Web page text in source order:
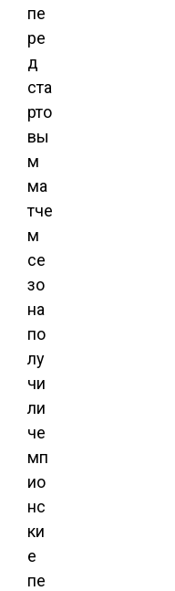
пе
ре
д
ста
рто
вы
м
ма
тче
м
се
зо
на
по
лу
чи
ли
че
мп
ио
нс
ки
е
пе